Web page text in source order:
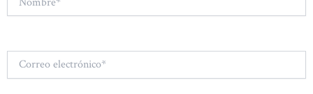
Correo
electrónico*